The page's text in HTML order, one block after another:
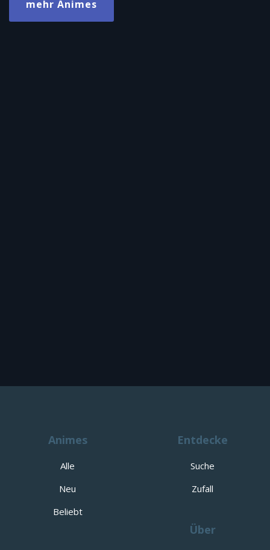
mehr Animes
Animes
Alle
Neu
Beliebt
Entdecke
Suche
Zufall
Über